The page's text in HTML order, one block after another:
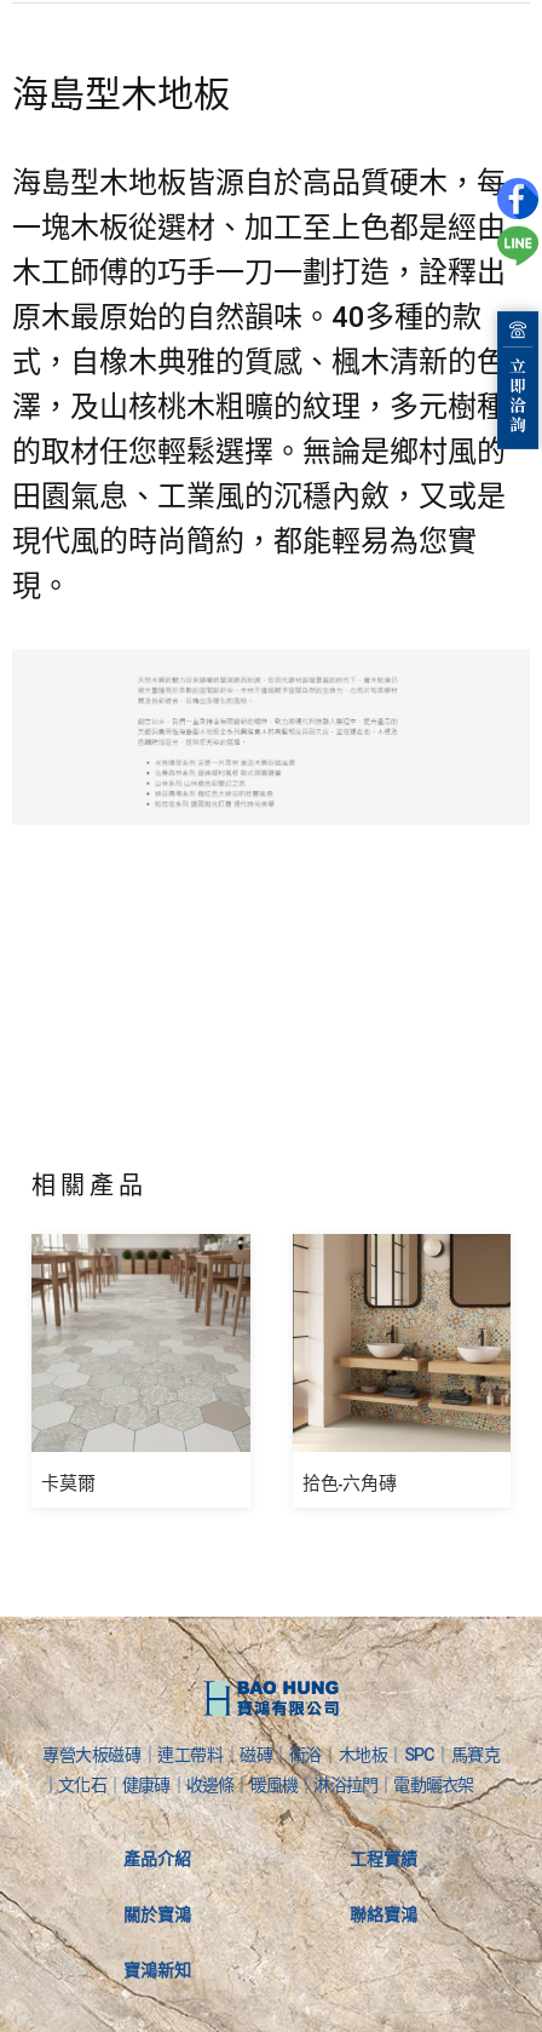
海島型木地板
海島型木地板皆源自於高品質硬木，每
一塊木板從選材、加工至上色都是經由
木工師傅的巧手一刀一劃打造，詮釋出
原木最原始的自然韻味。40多種的款
式，自橡木典雅的質感、楓木清新的色
澤，及山核桃木粗曠的紋理，多元樹種
的取材任您輕鬆選擇。無論是鄉村風的
田園氣息、工業風的沉穩內斂，又或是
現代風的時尚簡約，都能輕易為您實
現。
相關產品
卡莫爾 拾色-六角磚
專營大板磁磚｜連工帶料｜磁磚｜衛浴｜木地板｜SPC｜馬賽克
｜文化石｜健康磚｜收邊條｜暖風機｜淋浴拉門｜電動曬衣架
產品介紹
關於寶鴻
寶鴻新知
工程實績
聯絡寶鴻